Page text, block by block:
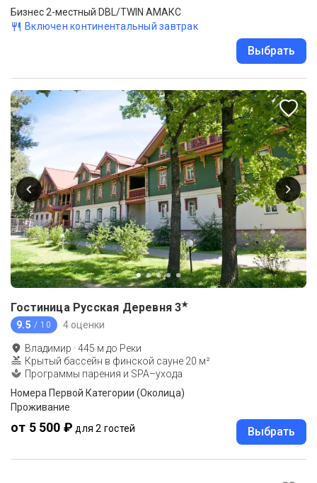
Бизнес 2-местный DBL/TWIN АМАКС
Включен континентальный завтрак
Выбрать
Гостиница Русская Деревня 3★
9.5 / 10 4 оценки
Владимир ·445 м до Реки
Крытый бассейн в финской сауне 20 м²
Программы парения и SPA–ухода
Номера Первой Категории (Околица)
Проживание
от 5 500 ₽ для 2 гостей Выбрать